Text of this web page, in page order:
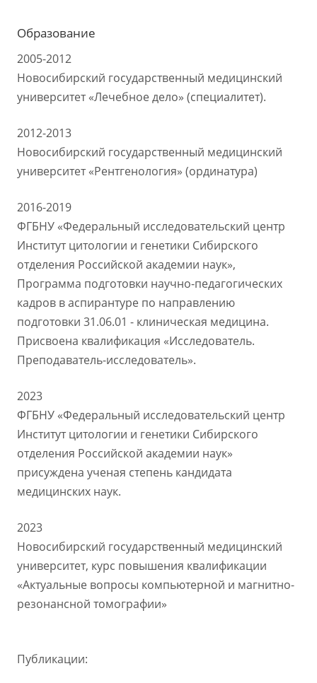
Образование
2005-2012
Новосибирский государственный медицинский
университет «Лечебное дело» (специалитет).
2012-2013
Новосибирский государственный медицинский
университет «Рентгенология» (ординатура)
2016-2019
ФГБНУ «Федеральный исследовательский центр
Институт цитологии и генетики Сибирского
отделения Российской академии наук»,
Программа подготовки научно-педагогических
кадров в аспирантуре по направлению
подготовки 31.06.01 - клиническая медицина.
Присвоена квалификация «Исследователь.
Преподаватель-исследователь».
2023
ФГБНУ «Федеральный исследовательский центр
Институт цитологии и генетики Сибирского
отделения Российской академии наук»
присуждена ученая степень кандидата
медицинских наук.
2023
Новосибирский государственный медицинский
университет, курс повышения квалификации
«Актуальные вопросы компьютерной и магнитно-
резонансной томографии»
Публикации: